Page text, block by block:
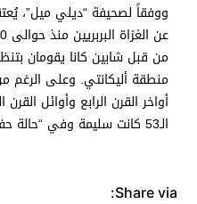
ووفقاً لصحيفة “ديلي ميل”،
من قبل شابين كانا يقومان
منطقة أليكانتي. وعلى الرغم
أواخر القرن الرابع وأوائل
الـ53 كانت سليمة وفي “حالة حفظ مثالية”.
Share via: